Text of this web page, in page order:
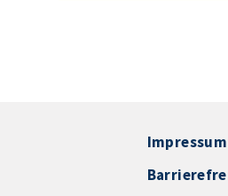
Impressum